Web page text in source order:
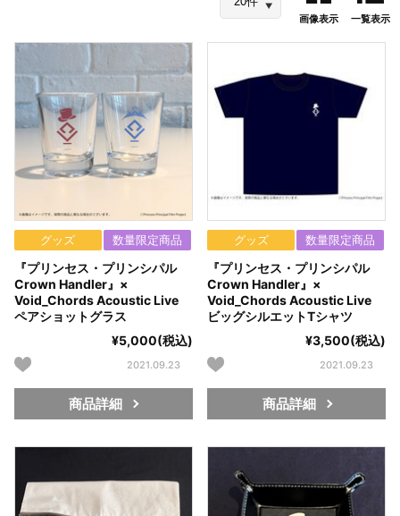
画像表示 一覧表示
グッズ 数量限定商品
『プリンセス・プリンシパル
Crown Handler』×
Void_Chords Acoustic Live
ペアショットグラス
¥5,000(税込)
2021.09.23
商品詳細
グッズ 数量限定商品
『プリンセス・プリンシパル
Crown Handler』×
Void_Chords Acoustic Live
ビッグシルエットTシャツ
¥3,500(税込)
2021.09.23
商品詳細